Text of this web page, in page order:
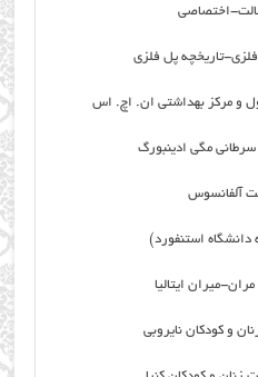
اختصاصی
تاریخچه پل فلزی
و مرکز بهداشتی ان. اچ. اس
مگی ادینبورگ
آلفانسوس
استنفورد)
میران ایتالیا
و کودکان نایروبی